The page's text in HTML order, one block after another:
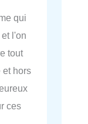
qui
l'on
tout
et hors
ces